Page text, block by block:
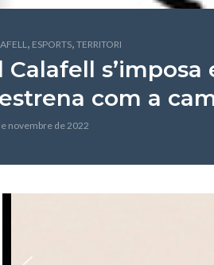
, ESPORTS, TERRITORI
Calafell
com a
novembre de 2022